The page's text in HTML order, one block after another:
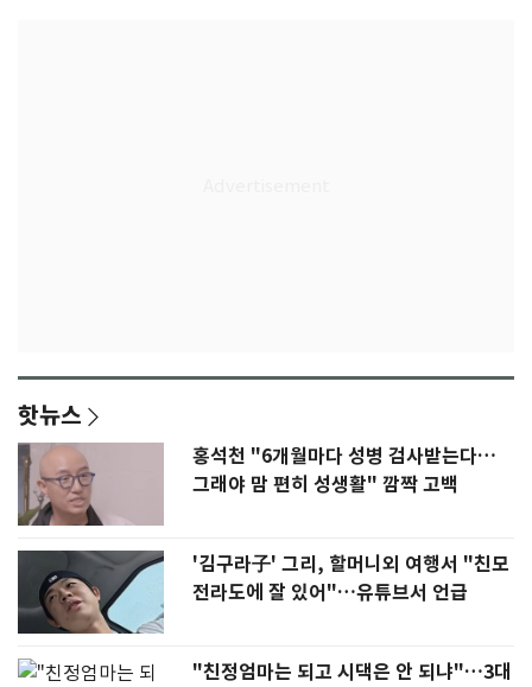
핫뉴스
홍석천 "6개월마다 성병 검사받는다…
그래야 맘 편히 성생활" 깜짝 고백
'김구라子' 그리, 할머니외 여행서 "친모
전라도에 잘 있어"…유튜브서 언급
"친정엄마는 되고 시댁은 안 되냐"…3대